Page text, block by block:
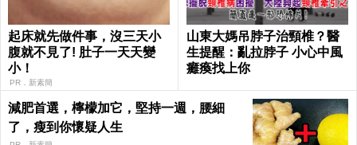
起床就先做件事，沒三天小
腹就不見了! 肚子一天天變
小！
PR．新素簡
山東大媽吊脖子治頸椎？醫
生提醒：亂拉脖子 小心中風
癱瘓找上你
減肥首選，檸檬加它，堅持一週，腰細
了，瘦到你懷疑人生